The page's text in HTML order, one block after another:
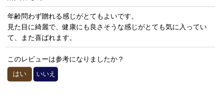
年齢問わず贈れる感じがとてもよいです。
見た目に綺麗で、健康にも良さそうな感じがとても気に入ってい
て、また喜ばれます。
このレビューは参考になりましたか？
はい
いいえ